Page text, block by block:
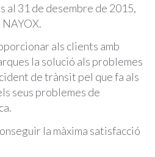
al 31 de desembre de 2015,
als clients amb
la solució als problemes
de trànsit pel que fa als
seus problemes de
la màxima satisfacció